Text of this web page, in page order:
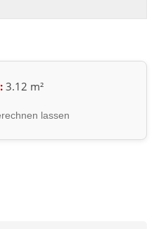
3.12 m²
lassen